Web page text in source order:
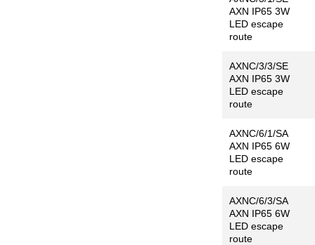
AXN IP65 3W
LED escape
route
AXNC/3/3/SE
AXN IP65 3W
LED escape
route
AXNC/6/1/SA
AXN IP65 6W
LED escape
route
AXNC/6/3/SA
AXN IP65 6W
LED escape
route